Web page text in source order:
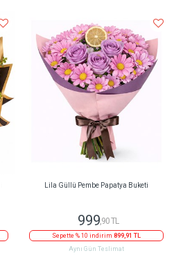
Lila Güllü Pembe Papatya Buketi
999,90 TL
Sepette % 10 indirim 899,91 TL
Aynı Gün Teslimat